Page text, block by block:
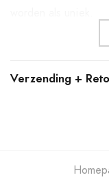
Verzending +